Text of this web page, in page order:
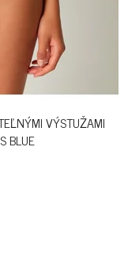
VÝSTUŽAMI
BLUE